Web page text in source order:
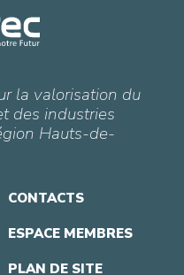
la valorisation du
des industries
Hauts-de-
CONTACTS
ESPACE MEMBRES
PLAN DE SITE